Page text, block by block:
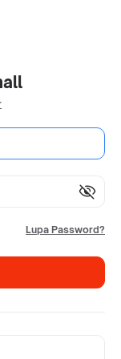
visibility_off
Lupa Password?